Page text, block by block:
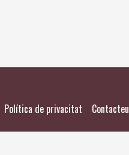
Política de privacitat Contacteu